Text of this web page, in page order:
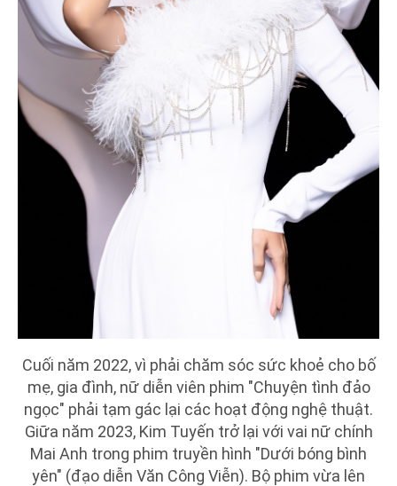
Cuối năm 2022, vì phải chăm sóc sức khoẻ cho bố
mẹ, gia đình, nữ diễn viên phim "Chuyện tình đảo
ngọc" phải tạm gác lại các hoạt động nghệ thuật.
Giữa năm 2023, Kim Tuyến trở lại với vai nữ chính
Mai Anh trong phim truyền hình "Dưới bóng bình
yên" (đạo diễn Văn Công Viễn). Bộ phim vừa lên